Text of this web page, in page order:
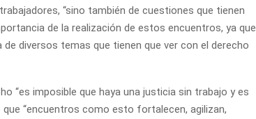
“sino también de cuestiones que tienen
de la realización de estos encuentros, ya que
diversos temas que tienen que ver con el derecho
“es imposible que haya una justicia sin trabajo y es
“encuentros como esto fortalecen, agilizan,